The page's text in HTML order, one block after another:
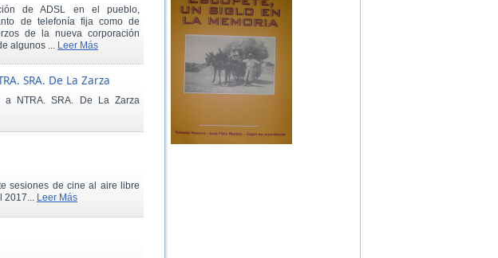
de ADSL en el pueblo,
de telefonía fija como de
de la nueva corporación
algunos ... Leer Más
SRA. De La Zarza
a NTRA. SRA. De La Zarza
sesiones de cine al aire libre
2017... Leer Más